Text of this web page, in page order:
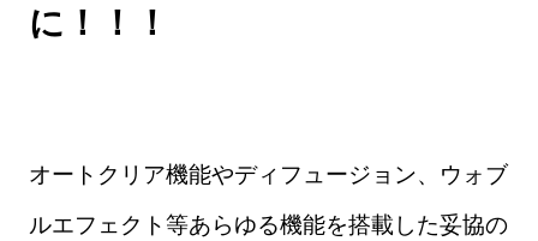
に！！！
オートクリア機能やディフュージョン、ウォブ
ルエフェクト等あらゆる機能を搭載した妥協の